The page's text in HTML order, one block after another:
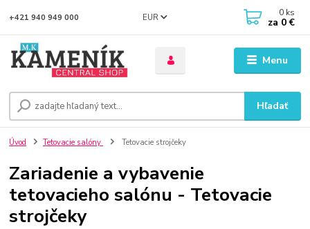
Menu
EUR
Hľadať
+421 940 949 000 0 ks
za 0 €
Úvod Tetovacie salóny Tetovacie strojčeky
Zariadenie a vybavenie
tetovacieho salónu - Tetovacie
strojčeky